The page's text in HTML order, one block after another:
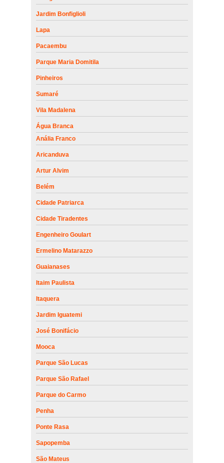
Jardim Bonfiglioli
Lapa
Pacaembu
Parque Maria Domitila
Pinheiros
Sumaré
Vila Madalena
Água Branca
Anália Franco
Aricanduva
Artur Alvim
Belém
Cidade Patriarca
Cidade Tiradentes
Engenheiro Goulart
Ermelino Matarazzo
Guaianases
Itaim Paulista
Itaquera
Jardim Iguatemi
José Bonifácio
Mooca
Parque São Lucas
Parque São Rafael
Parque do Carmo
Penha
Ponte Rasa
Sapopemba
São Mateus